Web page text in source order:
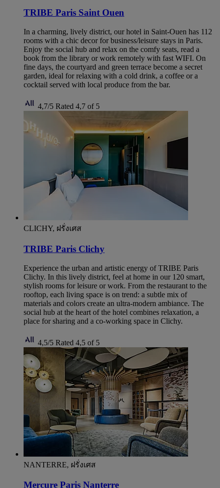
TRIBE Paris Saint Ouen
In a charming, lively district, our hotel in Saint-Ouen has 112
rooms with a chic decor for business/leisure stays in Paris.
Enjoy the social hub and relax on the comfy seats, read a
book from the library or work remotely with fast WIFI. On
fine days, the courtyard and green terrace become a secret
garden, ideal for relaxing with a cold drink, a coffee or a
cocktail served with local produce from the bar.
4,7/5 Rated 4,7 of 5
CLICHY, ฝรั่งเศส
TRIBE Paris Clichy
Experience the urban and artistic energy of TRIBE Paris
Clichy. In this lively district, feel at home in our 120 smart,
stylish rooms for leisure or work. From the restaurant to the
rooftop, each living space is on trend: a subtle mix of
materials and colors create an ultra-modern ambiance. The
social hub at the heart of the hotel combines relaxation, a
place for sharing and a co-working space in Clichy.
4,5/5 Rated 4,5 of 5
NANTERRE, ฝรั่งเศส
Mercure Paris Nanterre